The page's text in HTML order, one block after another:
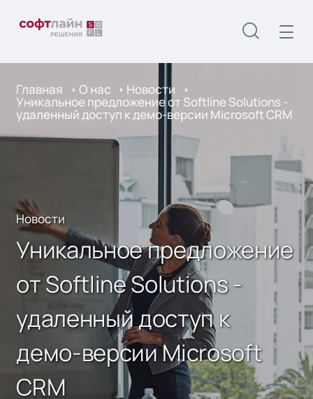
Главная О нас Новости
Уникальное предложение от Softline Solutions -
удаленный доступ к демо-версии Microsoft CRM
Новости
Уникальное предложение
от Softline Solutions -
удаленный доступ к
демо-версии Microsoft
CRM